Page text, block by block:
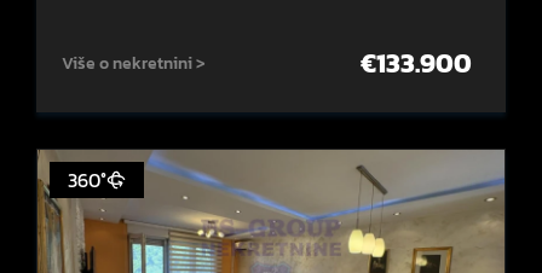
Više o nekretnini > €133.900
360°